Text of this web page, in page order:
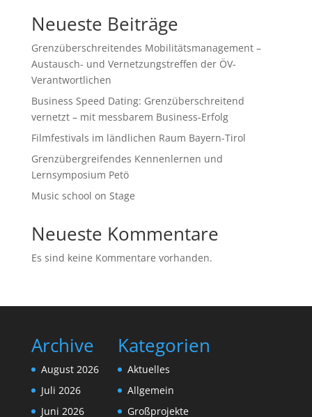
Neueste Beiträge
Grenzüberschreitendes Mobilitätsmanagement –
Austausch- und Vernetzungstreffen der ÖV-
Verantwortlichen
Business Speed Dating: Grenzüberschreitend
vernetzt – mit messbarem Business-Erfolg
Filmfestivals im ländlichen Raum Bayern-Tirol
Grenzübergreifendes Kennenlernen und
Lernsymposium Petö
Music school on Stage
Neueste Kommentare
Es sind keine Kommentare vorhanden.
Archive
August 2026
Juli 2026
Juni 2026
Kategorien
Aktuelles
Allgemein
Großprojekte